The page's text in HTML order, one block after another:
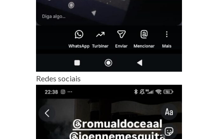
Redes sociais